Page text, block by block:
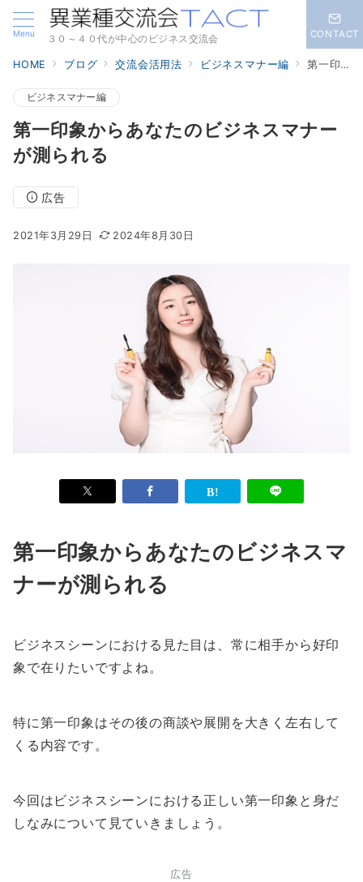
Menu
３０～４０代が中心のビジネス交流会 CONTACT
HOME ブログ 交流会活用法 ビジネスマナー編 第一印象からあなたのビジネスマナーが測られる
ビジネスマナー編
第一印象からあなたのビジネスマナー
が測られる
広告
2021年3月29日 2024年8月30日
第一印象からあなたのビジネスマ
ナーが測られる
ビジネスシーンにおける見た目は、常に相手から好印
象で在りたいですよね。
特に第一印象はその後の商談や展開を大きく左右して
くる内容です。
今回はビジネスシーンにおける正しい第一印象と身だ
しなみについて見ていきましょう。
広告